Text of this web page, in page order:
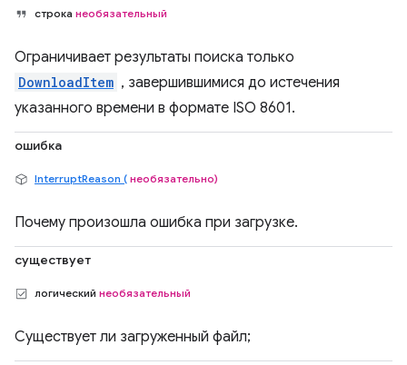
строка необязательный
Ограничивает результаты поиска только
DownloadItem , завершившимися до истечения
указанного времени в формате ISO 8601.
ошибка
InterruptReason ( необязательно)
Почему произошла ошибка при загрузке.
существует
логический необязательный
Существует ли загруженный файл;